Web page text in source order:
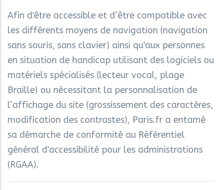
Afin d'être accessible et d’être compatible avec
les différents moyens de navigation (navigation
sans souris, sans clavier) ainsi qu'aux personnes
en situation de handicap utilisant des logiciels ou
matériels spécialisés (lecteur vocal, plage
Braille) ou nécessitant la personnalisation de
l’affichage du site (grossissement des caractères,
modification des contrastes), Paris.fr a entamé
sa démarche de conformité au Référentiel
général d'accessibilité pour les administrations
(RGAA).